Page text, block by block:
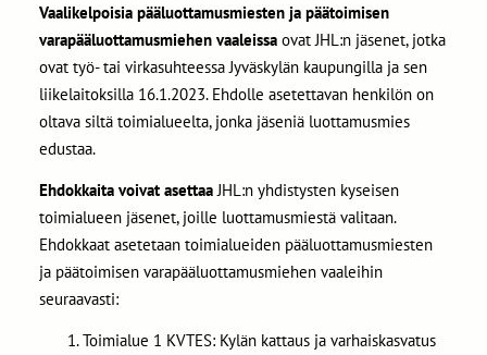
Vaalikelpoisia pääluottamusmiesten ja päätoimisen
varapääluottamusmiehen vaaleissaovat JHL:n jäsenet, jotka
ovat työ- tai virkasuhteessa Jyväskylän kaupungilla ja sen
liikelaitoksilla 16.1.2023. Ehdolle asetettavan henkilön on
oltava siltä toimialueelta, jonka jäseniä luottamusmies
edustaa.
Ehdokkaita voivat asettaaJHL:n yhdistysten kyseisen
toimialueen jäsenet, joille luottamusmiestä valitaan.
Ehdokkaat asetetaan toimialueiden pääluottamusmiesten
ja päätoimisen varapääluottamusmiehen vaaleihin
seuraavasti:
Toimialue 1 KVTES: Kylän kattaus ja varhaiskasvatus